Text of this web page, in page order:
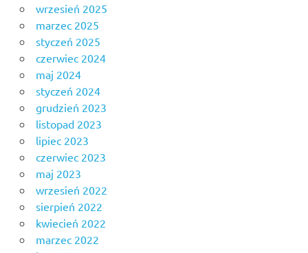
wrzesień 2025
marzec 2025
styczeń 2025
czerwiec 2024
maj 2024
styczeń 2024
grudzień 2023
listopad 2023
lipiec 2023
czerwiec 2023
maj 2023
wrzesień 2022
sierpień 2022
kwiecień 2022
marzec 2022